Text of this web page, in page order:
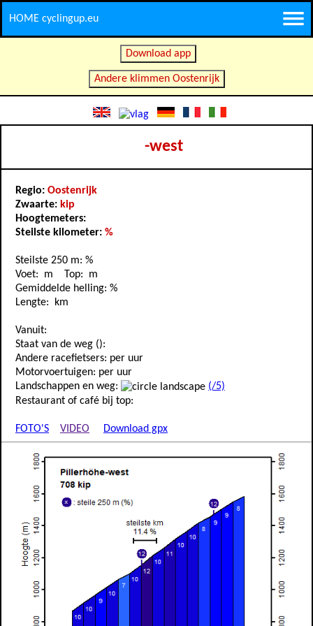
HOME cyclingup.eu
Download app
Andere klimmen Oostenrijk
-west
Regio: Oostenrijk
Zwaarte: kip
Hoogtemeters:
Steilste kilometer: %
Steilste 250 m: %
Voet: m Top: m
Gemiddelde helling: %
Lengte: km
Vanuit:
Staat van de weg ():
Andere racefietsers: per uur
Motorvoertuigen: per uur
Landschappen en weg:
(/5)
Restaurant of café bij top:
FOTO'S VIDEO Download gpx